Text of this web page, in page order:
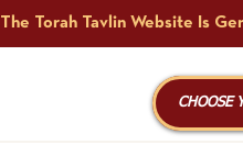
CHOOSE